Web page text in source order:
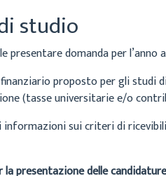
studio
presentare domanda per l’anno
proposto per gli studi
(tasse universitarie e/o
sui criteri di
presentazione delle